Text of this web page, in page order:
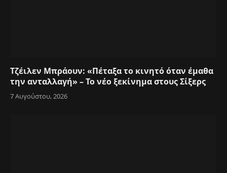
Τζέιλεν Μπράουν: «Πέταξα το κινητό όταν έμαθα
την ανταλλαγή» – Το νέο ξεκίνημα στους Σίξερς
7 Αυγούστου, 2026